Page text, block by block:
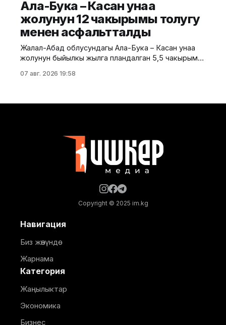
түшүп, 0,17%га төмөндөдү. Ал эми рублдин курсу
1,0652 сом деп белгиленип, 1,36%га түштү. Теңге
болсо 0,1871 сомдон
Ала-Бука – Касан унаа
жолунун 12 чакырымы толугу
менен асфальтталды
Жалал-Абад облусундагы Ала-Бука – Касан унаа
жолунун быйылкы жылга пландалган 5,5 чакырым
аяктады. Транспорт жана коммуникациялар
07 авг. 2026 19:58
Copyright © 2025 im.kg
Навигация
Биз жөнүндө
Жарнама
Категория
Жаңылыктар
Экономика
Бизнес